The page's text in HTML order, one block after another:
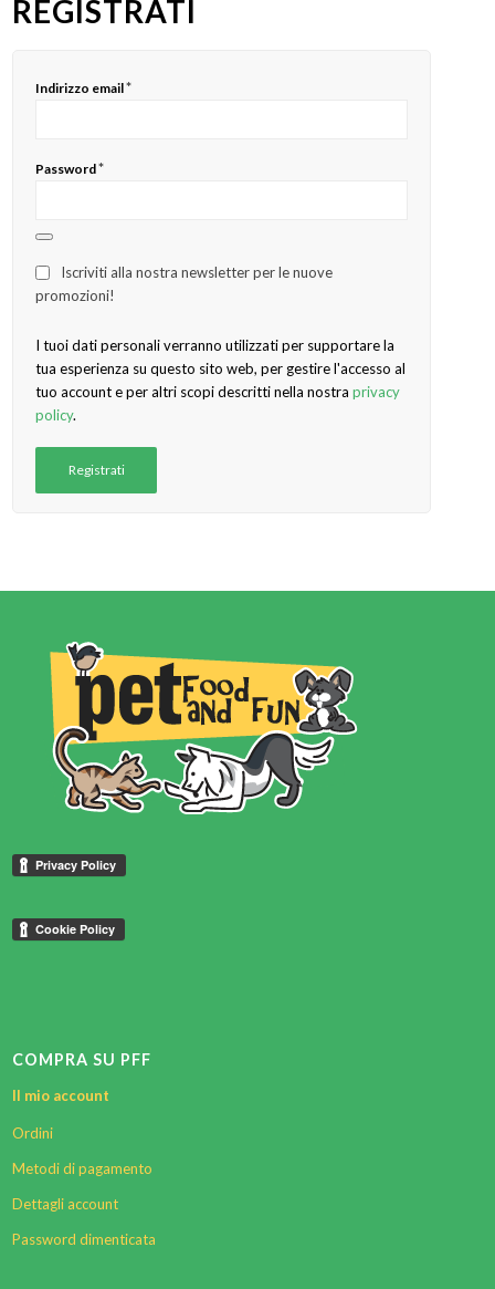
REGISTRATI
Indirizzo email*
Password*
Iscriviti alla nostra newsletter per le nuove
promozioni!
I tuoi dati personali verranno utilizzati per supportare la
tua esperienza su questo sito web, per gestire l'accesso al
tuo account e per altri scopi descritti nella nostraprivacy
policy.
Registrati
COMPRA SU PFF
Il mio account
Ordini
Metodi di pagamento
Dettagli account
Password dimenticata